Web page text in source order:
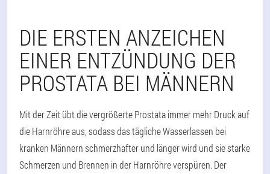
DIE ERSTEN ANZEICHEN
EINER ENTZÜNDUNG DER
PROSTATA BEI MÄNNERN
Mit der Zeit übt die vergrößerte Prostata immer mehr Druck auf
die Harnröhre aus, sodass das tägliche Wasserlassen bei
kranken Männern schmerzhafter und länger wird und sie starke
Schmerzen und Brennen in der Harnröhre verspüren. Der